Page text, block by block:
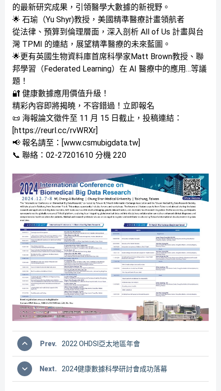
的最新研究成果，引領醫學大數據的新視野。
🌟 石瑜（Yu Shyr)教授，美國精準醫療計畫領航者
從法律、預算到倫理層面，深入剖析 All of Us 計畫與台
灣 TPMI 的連結，展望精準醫療的未來藍圖。
🌟更有英國生物資料庫首席科學家Matt Brown教授、聯
邦學習（Federated Learning）在 AI 醫療中的應用…等議
題！
🔐 健康數據應用價值升級！
精彩內容即將揭曉，不容錯過！立即報名
📜 海報論文徵件至 11 月 15 日截止，投稿連結：
[https://reurl.cc/rvWRXr]
📢 報名請至：[www.csmubigdata.tw]
📞 聯絡：02-27201610 分機 220
Prev. 2022 OHDSI亞太地區年會
Next. 2024健康數據科學研討會成功落幕